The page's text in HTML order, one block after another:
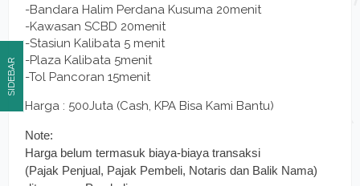
-Bandara Halim Perdana Kusuma 20menit
-Kawasan SCBD 20menit
-Stasiun Kalibata 5 menit
-Plaza Kalibata 5menit
-Tol Pancoran 15menit
Harga : 500Juta (Cash, KPA Bisa Kami Bantu)
Note:
Harga belum termasuk biaya-biaya transaksi
(Pajak Penjual, Pajak Pembeli, Notaris dan Balik Nama)
SIDEBAR